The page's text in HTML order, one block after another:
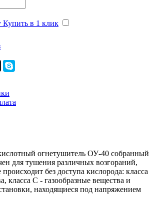
Купить в 1 клик
огнетушитель ОУ-40 собранный
для тушения различных возгораний,
без доступа кислорода: класса
класса С - газообразные вещества и
находящиеся под напряжением